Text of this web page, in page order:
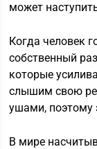
может
Когда человек
собственный
которые
слышим свою
ушами, поэтому
В мире